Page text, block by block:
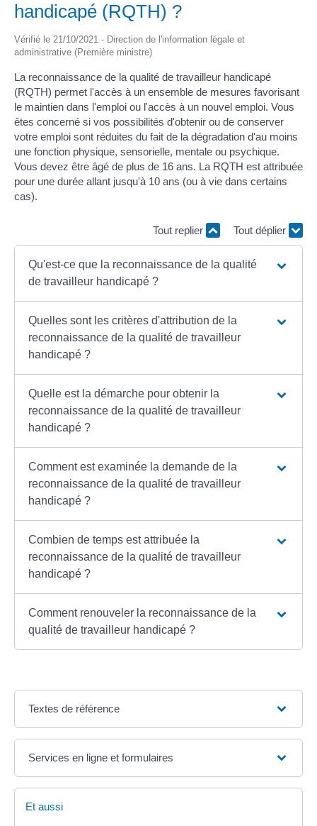
handicapé (RQTH) ?
Vérifié le 21/10/2021 - Direction de l'information légale et
administrative (Première ministre)
La reconnaissance de la qualité de travailleur handicapé
(RQTH) permet l'accès à un ensemble de mesures favorisant
le maintien dans l'emploi ou l'accès à un nouvel emploi. Vous
êtes concerné si vos possibilités d'obtenir ou de conserver
votre emploi sont réduites du fait de la dégradation d'au moins
une fonction physique, sensorielle, mentale ou psychique.
Vous devez être âgé de plus de 16 ans. La RQTH est attribuée
pour une durée allant jusqu'à 10 ans (ou à vie dans certains
cas).
Tout replier Tout déplier
Qu'est-ce que la reconnaissance de la qualité
de travailleur handicapé ?
Quelles sont les critères d'attribution de la
reconnaissance de la qualité de travailleur
handicapé ?
Quelle est la démarche pour obtenir la
reconnaissance de la qualité de travailleur
handicapé ?
Comment est examinée la demande de la
reconnaissance de la qualité de travailleur
handicapé ?
Combien de temps est attribuée la
reconnaissance de la qualité de travailleur
handicapé ?
Comment renouveler la reconnaissance de la
qualité de travailleur handicapé ?
Textes de référence
Services en ligne et formulaires
Et aussi